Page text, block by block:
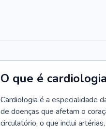
O que é
Cardiologia é a especialidade
de doenças que afetam o
circulatório, o que inclui